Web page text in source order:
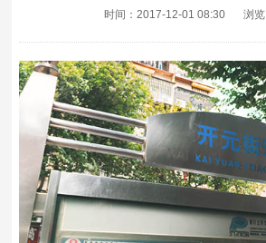
时间：2017-12-01 08:30 浏